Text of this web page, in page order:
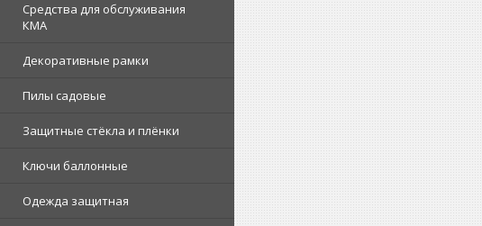
Средства для обслуживания
КМА
Декоративные рамки
Пилы садовые
Защитные стёкла и плёнки
Ключи баллонные
Одежда защитная